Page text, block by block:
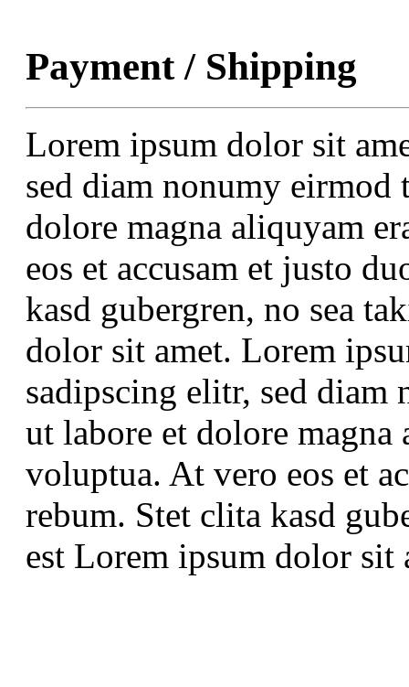
Payment / Shipping
Lorem ipsum dolor sit
sed diam nonumy
dolore magna aliquyam
eos et accusam et justo
kasd gubergren, no sea
dolor sit amet. Lorem
sadipscing elitr, sed
ut labore et dolore magna
voluptua. At vero eos et
rebum. Stet clita kasd
est Lorem ipsum dolor sit